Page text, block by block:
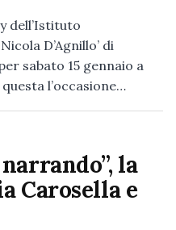
dell’Istituto
D’Agnillo’ di
sabato 15 gennaio a
l’occasione…
la
Carosella e